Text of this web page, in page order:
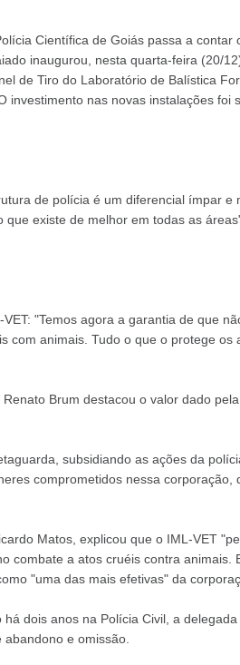
Científica de Goiás passa a contar
inaugurou, nesta quarta-feira (20/
de Tiro do Laboratório de Balística
investimento nas novas instalações foi
de polícia é um diferencial ímpar e
existe de melhor em todas as
"Temos agora a garantia de que
com animais. Tudo o que o protege os
Brum destacou o valor dado
subsidiando as ações da
comprometidos nessa corporação,
Matos, explicou que o IML-VET
combate a atos cruéis contra animais.
"uma das mais efetivas" da
dois anos na Polícia Civil, a
e omissão.